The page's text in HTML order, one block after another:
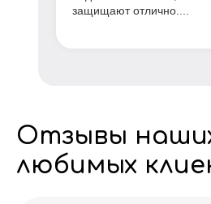
защищают отлично....
Отзывы
любимых